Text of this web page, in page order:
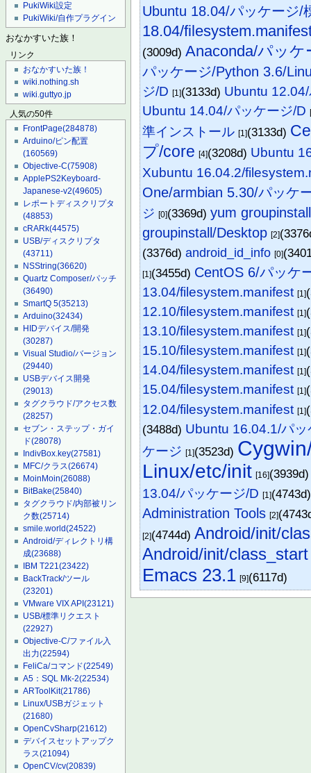
PukiWiki設定
PukiWiki/自作プラグイン
おなかすいた族！
リンク
おなかすいた族！
wiki.nothing.sh
wiki.guttyo.jp
人気の50件
FrontPage(284878)
Arduino/ピン配置
(160569)
Objective-C(75908)
ApplePS2Keyboard-
Japanese-v2(49605)
レポートディスクリプタ
(48853)
cRARk(44575)
USB/ディスクリプタ
(43711)
NSString(36620)
Quartz Composer/パッチ
(36490)
SmartQ 5(35213)
Arduino(32434)
HIDデバイス/開発
(30287)
Visual Studio/バージョン
(29440)
USBデバイス開発
(29013)
タグクラウド/アクセス数
(28257)
セブン・ステップ・ガイ
ド(28078)
IndivBox.key(27581)
MFC/クラス(26674)
MoinMoin(26088)
BitBake(25840)
タグクラウド/内部被リン
ク数(25714)
smile.world(24522)
Android/ディレクトリ構
成(23688)
IBM T221(23422)
BackTrack/ツール
(23201)
VMware VIX API(23121)
USB/標準リクエスト
(22927)
Objective-C/ファイル入
出力(22594)
FeliCa/コマンド(22549)
A5：SQL Mk-2(22534)
ARToolKit(21786)
Linux/USBガジェット
(21680)
OpenCvSharp(21612)
デバイスセットアップク
ラス(21094)
OpenCV/cv(20839)
Ubuntu 18.04/パッケージ/
18.04/
(3009d)Anaconda/パッケ
パッケージ/Python 3.6/
ジ/D [1](3133d) Ubuntu
Ubuntu 14.04/パッケージ/D
準インストール [1](3133d)
プ/core [4](3208d) Ubuntu
Xubuntu 16.04.2/
One/armbian 5.30/パッケ
ジ [0](3369d)yum
groupinstall/Desktop [2]
(3376d)android_id_info [0]
[1](3455d) CentOS 6/パッケ
13.04/filesystem.manifest [1]
12.10/filesystem.manifest [1]
13.10/filesystem.manifest [1]
15.10/filesystem.manifest [1]
14.04/filesystem.manifest [1]
15.04/filesystem.manifest [1]
12.04/filesystem.manifest [1]
(3488d) Ubuntu 16.04.1/パッ
ケージ [1](3523d)
Linux/etc/init [16]
13.04/パッケージ/D [1]
Administration Tools [2]
[2](4744d)Android/init/
Android/init/class_start
Emacs 23.1 [9](6117d)